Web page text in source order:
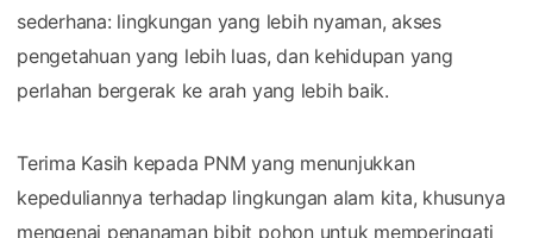
sederhana: lingkungan yang lebih nyaman, akses
pengetahuan yang lebih luas, dan kehidupan yang
perlahan bergerak ke arah yang lebih baik.
Terima Kasih kepada PNM yang menunjukkan
kepeduliannya terhadap lingkungan alam kita, khusunya
mengenai penanaman bibit pohon untuk memperingati